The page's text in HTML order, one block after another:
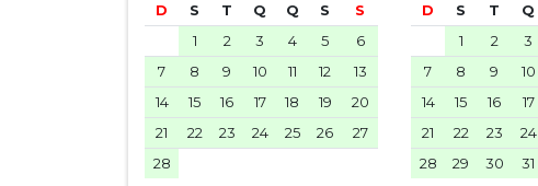
D
S T Q Q S
S
1
2 3 4 5
6
7
8 9 10 11 12
13
14
15 16 17 18 19
20
21
22 23 24 25 26
27
28
D
S T Q
1
2 3
7
8 9 10
14
15 16 17
21
22 23 24
28
29 30 31